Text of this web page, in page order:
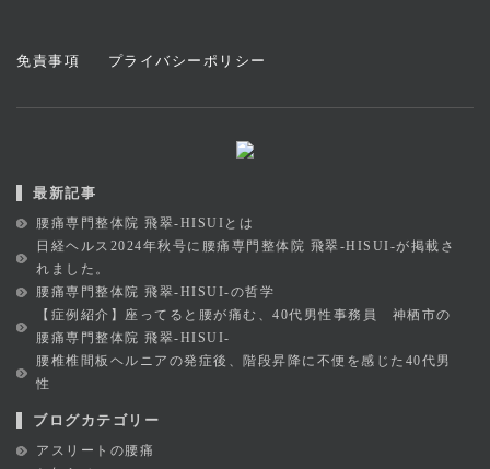
免責事項 プライバシーポリシー
最新記事
腰痛専門整体院 飛翠-HISUIとは
日経ヘルス2024年秋号に腰痛専門整体院 飛翠-HISUI-が掲載さ
れました。
腰痛専門整体院 飛翠-HISUI-の哲学
【症例紹介】座ってると腰が痛む、40代男性事務員 神栖市の
腰痛専門整体院 飛翠-HISUI-
腰椎椎間板ヘルニアの発症後、階段昇降に不便を感じた40代男
性
ブログカテゴリー
アスリートの腰痛